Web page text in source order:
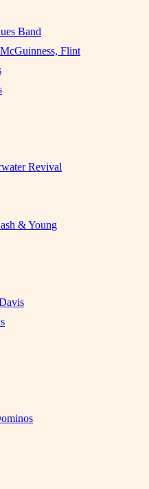
Band
Flint
Revival
& Young